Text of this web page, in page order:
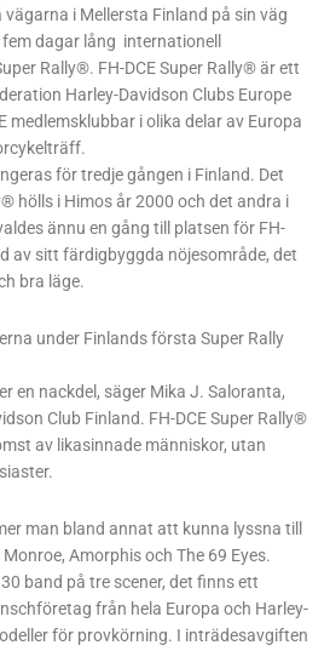
i Mellersta Finland på sin väg
dagar lång internationell
Rally®. FH-DCE Super Rally® är ett
Harley-Davidson Clubs Europe
medlemsklubbar i olika delar av Europa
för tredje gången i Finland. Det
hölls i Himos år 2000 och det andra i
ännu en gång till platsen för FH-
av sitt färdigbyggda nöjesområde, det
bra läge.
under Finlands första Super Rally
en nackdel, säger Mika J. Saloranta,
Club Finland. FH-DCE Super Rally®
av likasinnade människor, utan
man bland annat att kunna lyssna till
Monroe, Amorphis och The 69 Eyes.
band på tre scener, det finns ett
från hela Europa och Harley-
för provkörning. I inträdesavgiften